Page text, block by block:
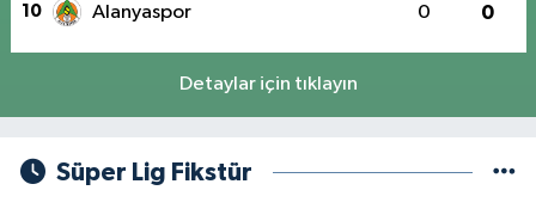
10 Alanyaspor 0 0
Detaylar için tıklayın
Süper Lig Fikstür